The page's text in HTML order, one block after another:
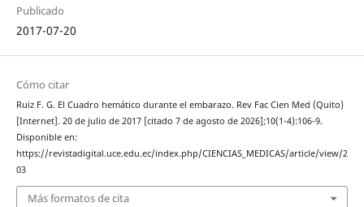
Publicado
2017-07-20
Cómo citar
Ruiz F. G. El Cuadro hemático durante el embarazo. Rev Fac Cien Med (Quito)
[Internet]. 20 de julio de 2017 [citado 7 de agosto de 2026];10(1-4):106-9.
Disponible en:
https://revistadigital.uce.edu.ec/index.php/CIENCIAS_MEDICAS/article/view/2
03
Más formatos de cita